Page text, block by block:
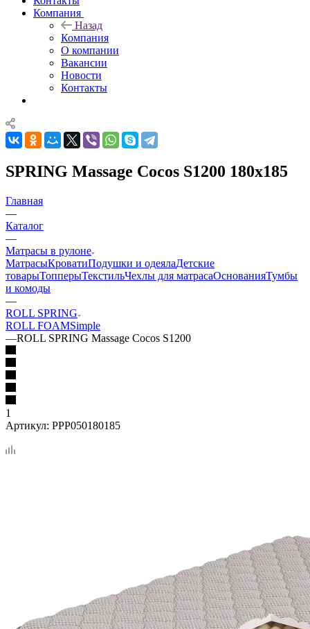
Компания
Назад
Компания
О компании
Вакансии
Новости
Контакты
SPRING Massage Cocos S1200 180x185
Главная
—
Каталог
—
Матрасы в рулоне
МатрасыКроватиПодушки и одеялаДетские
товарыТопперыТекстильЧехлы для матрасаОснованияТумбы
и комоды
—
ROLL SPRING
ROLL FOAMSimple
—ROLL SPRING Massage Cocos S1200
1
Артикул: PPP050180185